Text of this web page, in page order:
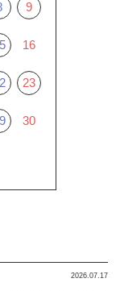
9
16
23
30
2026.07.17